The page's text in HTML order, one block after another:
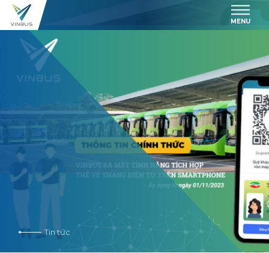
MENU
Tin tức